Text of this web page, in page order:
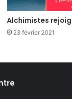
Alchimistes
23 février 2021